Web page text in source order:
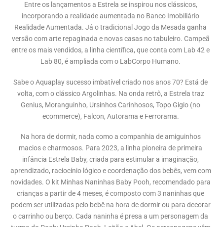
Entre os lançamentos a Estrela se inspirou nos clássicos,
incorporando a realidade aumentada no Banco Imobiliário
Realidade Aumentada. Já o tradicional Jogo da Mesada ganha
versão com arte repaginada e novas casas no tabuleiro. Campeã
entre os mais vendidos, a linha científica, que conta com Lab 42 e
Lab 80, é ampliada com o LabCorpo Humano.
Sabe o Aquaplay sucesso imbatível criado nos anos 70? Está de
volta, com o clássico Argolinhas. Na onda retrô, a Estrela traz
Genius, Moranguinho, Ursinhos Carinhosos, Topo Gigio (no
ecommerce), Falcon, Autorama e Ferrorama.
Na hora de dormir, nada como a companhia de amiguinhos
macios e charmosos. Para 2023, a linha pioneira de primeira
infância Estrela Baby, criada para estimular a imaginação,
aprendizado, raciocínio lógico e coordenação dos bebês, vem com
novidades. O kit Minhas Naninhas Baby Pooh, recomendado para
crianças a partir de 4 meses, é composto com 3 naninhas que
podem ser utilizadas pelo bebê na hora de dormir ou para decorar
o carrinho ou berço. Cada naninha é presa a um personagem da